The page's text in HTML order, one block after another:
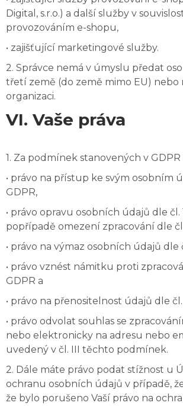
Digital, s.r.o.) a další služby v
provozováním e-shopu,
• zajišťující marketingové služby.
2. Správce nemá v úmyslu předat
třetí země (do země mimo EU) nebo
organizaci.
VI. Vaše práva
1. Za podmínek stanovených v
• právo na přístup ke svým osobním
GDPR,
• právo opravu osobních údajů dle čl.
popřípadě omezení zpracování dle čl.
• právo na výmaz osobních údajů dle
• právo vznést námitku proti
GDPR a
• právo na přenositelnost údajů dle
• právo odvolat souhlas se
nebo elektronicky na adresu nebo
uvedený v čl. III těchto podmínek.
2. Dále máte právo podat stížnost u
ochranu osobních údajů v případě,
že bylo porušeno Vaší právo na